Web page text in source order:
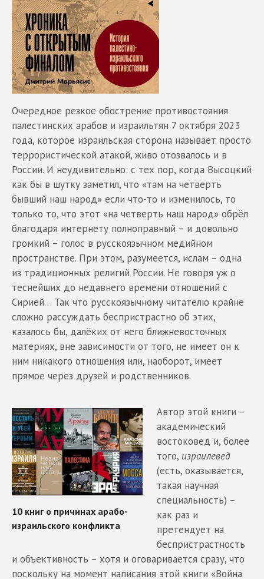
Очередное резкое обострение противостояния
палестинских арабов и израильтян 7 октября 2023
года, которое израильская сторона называет просто
террористической атакой, живо отозвалось и в
России. И неудивительно: с тех пор, когда Высоцкий
как бы в шутку заметил, что «там на четверть
бывший наш народ» если что-то и изменилось, то
только то, что этот «на четверть наш народ» обрёл
благодаря интернету полноправный – и довольно
громкий – голос в русскоязычном медийном
пространстве. При этом, разумеется, ислам – одна
из традиционных религий России. Не говоря уж о
теснейших до недавнего времени отношений с
Сирией… Так что русскоязычному читателю крайне
сложно рассуждать беспристрастно об этих,
казалось бы, далёких от него ближневосточных
материях, вне зависимости от того, не имеет он к
ним никакого отношения или, наоборот, имеет
прямое через друзей и родственников.
Автор этой книги –
академический
востоковед и, более
того, израилевед
(есть, оказывается,
такая научная
специальность) –
как раз и
претендует на
беспристрастность
и объективность – хотя и оговаривается сразу, что
поскольку на момент написания этой книги «Война